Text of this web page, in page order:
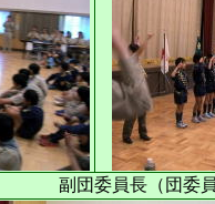
副団委員長（団委